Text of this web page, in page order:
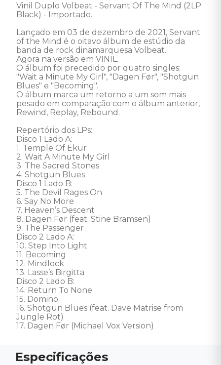
Vinil Duplo Volbeat - Servant Of The Mind (2LP
Black) - Importado.
Lançado em 03 de dezembro de 2021, Servant
of the Mind é o oitavo álbum de estúdio da
banda de rock dinamarquesa Volbeat.
Agora na versão em VINIL.
O álbum foi precedido por quatro singles:
"Wait a Minute My Girl", "Dagen Før", "Shotgun
Blues" e "Becoming".
O álbum marca um retorno a um som mais
pesado em comparação com o álbum anterior,
Rewind, Replay, Rebound.
Repertório dos LPs:
Disco 1 Lado A:
1. Temple Of Ekur
2. Wait A Minute My Girl
3. The Sacred Stones
4. Shotgun Blues
Disco 1 Lado B:
5. The Devil Rages On
6. Say No More
7. Heaven’s Descent
8. Dagen Før (feat. Stine Bramsen)
9. The Passenger
Disco 2 Lado A:
10. Step Into Light
11. Becoming
12. Mindlock
13. Lasse’s Birgitta
Disco 2 Lado B:
14. Return To None
15. Domino
16. Shotgun Blues (feat. Dave Matrise from
Jungle Rot)
17. Dagen Før (Michael Vox Version)